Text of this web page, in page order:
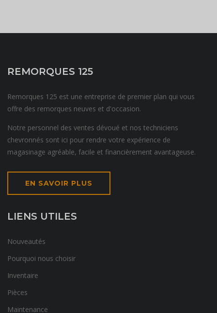
REMORQUES 125
Remorques 125 est une entreprise de premier plan qui vous
offre des remorques neuves et d'occasion.
Notre personnel des ventes dévoué et nos techniciens
chevronnés sont ici pour rendre votre expérience de
magasinage agréable, facile et financièrement avantageuse.
EN SAVOIR PLUS
LIENS UTILES
Nouveautés
Pourquoi nous choisir
Inventaire
Pièces
Maintenance